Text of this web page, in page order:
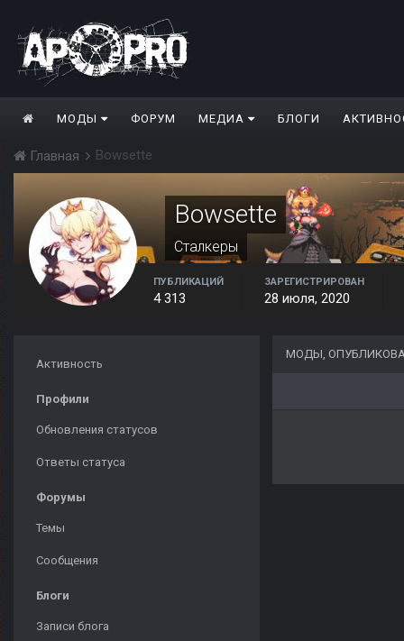
МОДЫ ФОРУМ МЕДИА БЛОГИ
Главная Bowsette
Bowsette
Сталкеры
ПУБЛИКАЦИЙ
4 313
ЗАРЕГИСТРИРОВАН
28 июля, 2020
Активность
Профили
Обновления статусов
Ответы статуса
Форумы
Темы
Сообщения
Блоги
Записи блога
МОДЫ,